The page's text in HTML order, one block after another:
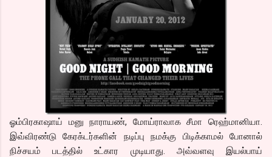
ஓம்பிரகாஷாய் மனு நாராயண், மோய்ராவாக சீமா ரெஹ்மானியா.
இவ்விரண்டு கேரக்டர்களின் நடிப்பு நமக்கு பிடிக்காமல் போனால்
நிச்சயம் படத்தில் உட்கார முடியாது. அவ்வளவு இயல்பாய்